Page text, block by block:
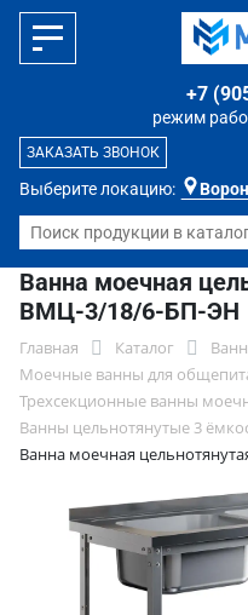
Выберите локацию:
режим
+7
ЗАКАЗАТЬ ЗВОНОК
Ванна моечная
ВМЦ-3/18/6-БП-ЭН
Главная Каталог
Моечные ванны для
Трехсекционные ванны
Ванны цельнотянутые 3
Ванна моечная